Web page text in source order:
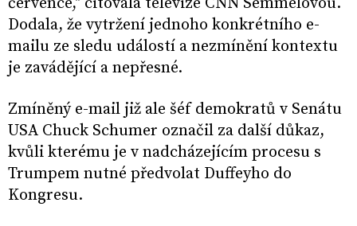
Dodala, že vytržení jednoho konkrétního e-
mailu ze sledu událostí a nezmínění kontextu
je zavádějící a nepřesné.
Zmíněný e-mail již ale šéf demokratů v Senátu
USA Chuck Schumer označil za další důkaz,
kvůli kterému je v nadcházejícím procesu s
Trumpem nutné předvolat Duffeyho do
Kongresu.